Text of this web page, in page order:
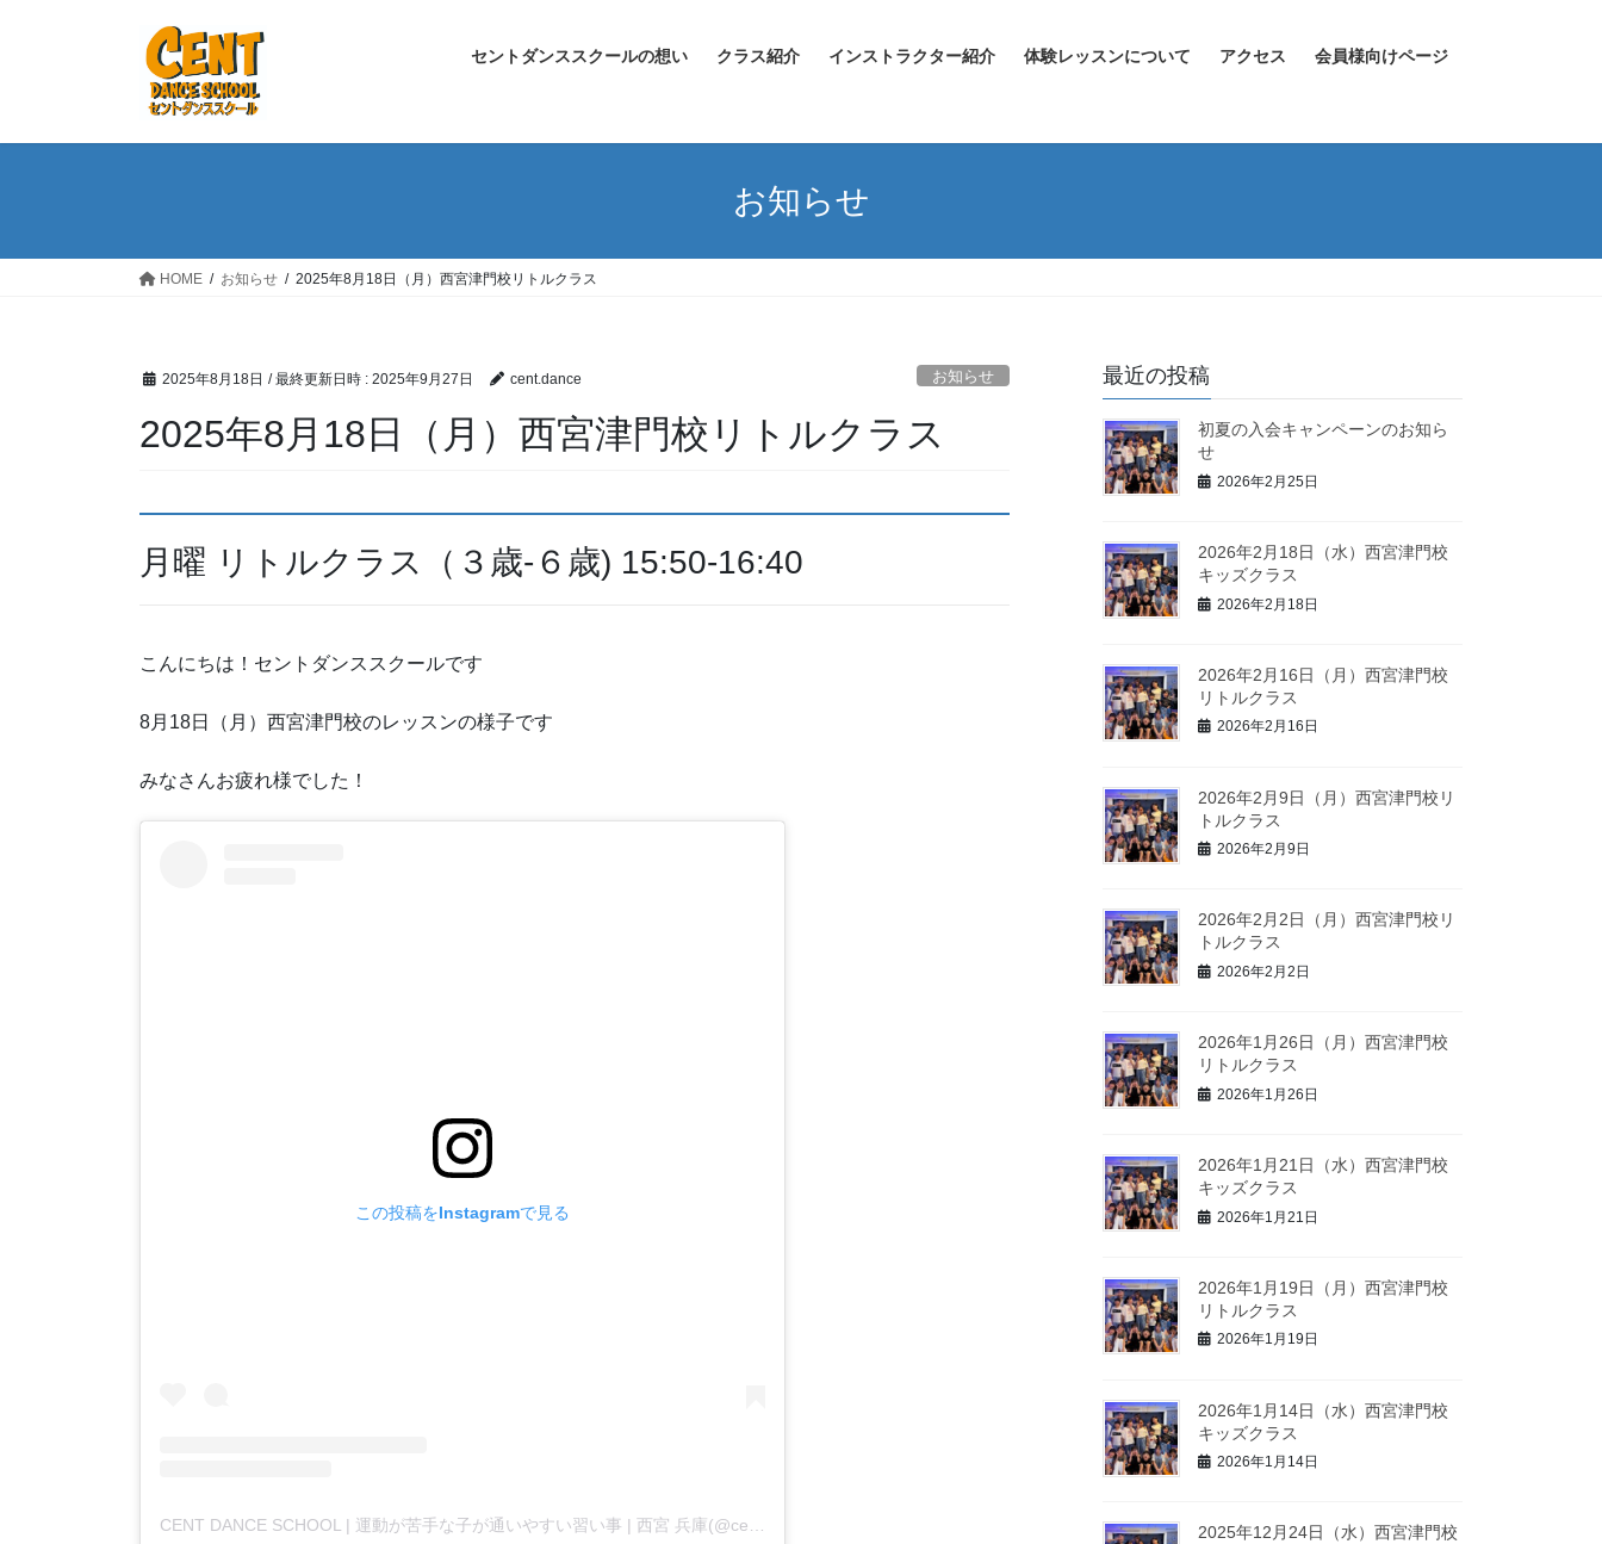
セントダンススクールの想い クラス紹介 インストラクター紹介 体験レッスンについて アクセス 会員様向けページ
お知らせ
HOME お知らせ 2025年8月18日（月）西宮津門校リトルクラス
2025年8月18日 / 最終更新日時 : 2025年9月27日 cent.dance お知らせ
2025年8月18日（月）西宮津門校リトルクラス
月曜 リトルクラス（３歳-６歳) 15:50-16:40
こんにちは！セントダンススクールです
8月18日（月）西宮津門校のレッスンの様子です
みなさんお疲れ様でした！
この投稿をInstagramで見る
最近の投稿
初夏の入会キャンペーンのお知ら
せ
2026年2月25日
2026年2月18日（水）西宮津門校
キッズクラス
2026年2月18日
2026年2月16日（月）西宮津門校
リトルクラス
2026年2月16日
2026年2月9日（月）西宮津門校リ
トルクラス
2026年2月9日
2026年2月2日（月）西宮津門校リ
トルクラス
2026年2月2日
2026年1月26日（月）西宮津門校
リトルクラス
2026年1月26日
2026年1月21日（水）西宮津門校
キッズクラス
2026年1月21日
2026年1月19日（月）西宮津門校
リトルクラス
2026年1月19日
2026年1月14日（水）西宮津門校
キッズクラス
2026年1月14日
2025年12月24日（水）西宮津門校